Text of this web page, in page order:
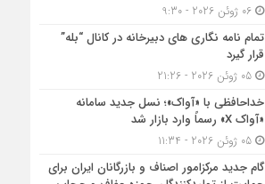
06 ژوئن 2026 - 9:30
تمام نامه نگاری های دبیرخانه در کانال “بله”
قرار گیرد
05 ژوئن 2026 - 21:26
خداحافظی با «آواک»؛ نسل جدید سامانه
«آواک X» رسماً وارد بازار شد
05 ژوئن 2026 - 11:34
گام جدید مرکزامور اصناف و بازرگانان ایران برای